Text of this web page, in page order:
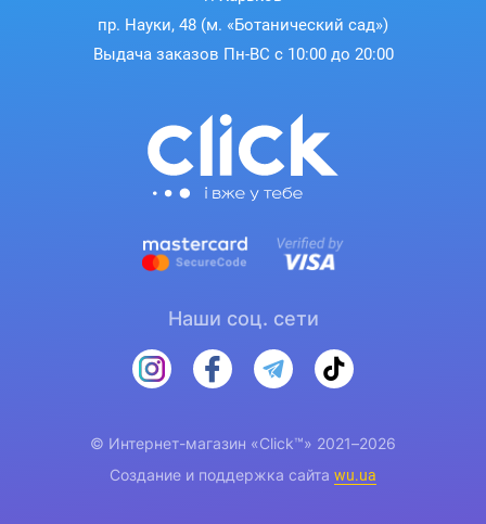
пр. Науки, 48 (м. «Ботанический сад»)
Выдача заказов Пн-ВС с 10:00 до 20:00
Наши соц. сети
© Интернет-магазин «Click™» 2021–2026
Создание и поддержка сайта wu.ua